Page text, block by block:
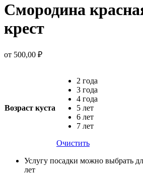
Смородина
крест
от 500,00 ₽
Возраст куста
2 года
3 года
4 года
5 лет
6 лет
7 лет
Очистить
Услугу посадки можно выбрать
лет